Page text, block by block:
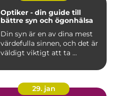
Optiker - din guide till
bättre syn och ögonhälsa
Din syn är en av dina mest
värdefulla sinnen, och det är
väldigt viktigt att ta ...
29. jan